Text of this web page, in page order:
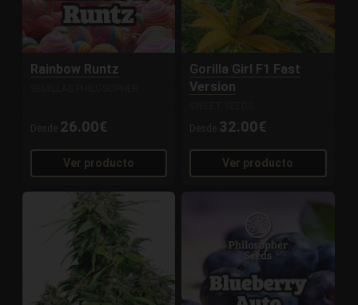
Rainbow Runtz
Desde 26.00€
Ver producto
Gorilla Girl F1 Fast
Version
Desde 32.00€
Ver producto